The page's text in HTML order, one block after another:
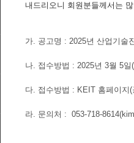
내드리오니 회원분들께서는
가. 공고명 : 2025년 산업기술
나. 접수방법 : 2025년 3월 5
다. 접수방법 : KEIT 홈페이지
라. 문의처 : 053-718-